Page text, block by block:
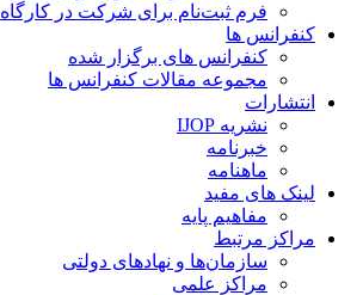
فرم ثبت‌نام برای شرکت در کارگاه
کنفرانس ها
کنفرانس های برگزار شده
مجموعه مقالات کنفرانس ها
انتشارات
نشریه IJOP
خبرنامه
ماهنامه
لینک های مفید
مفاهیم پایه
مراکز مرتبط
سازمان‌ها و نهادهای دولتی
مراکز علمی